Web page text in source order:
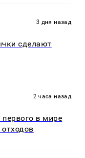
3 дня назад
сделают
2 часа назад
в мире